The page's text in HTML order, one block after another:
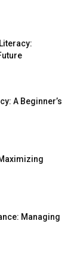
A Beginner’s
Managing